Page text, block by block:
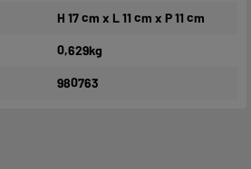
H 17 cm x L 11 cm x P 11 cm
0,629kg
980763